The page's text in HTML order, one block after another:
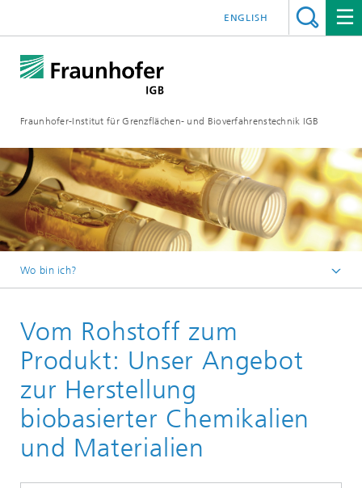
Fraunhofer-Institut für Grenzflächen- und Bioverfahrenstechnik IGB
ENGLISH
Wo bin ich?
Zusammenarbeit
Zielmärkte und Branchenlösungen
Vom Rohstoff zum
Produkt: Unser Angebot
zur Herstellung
biobasierter Chemikalien
und Materialien